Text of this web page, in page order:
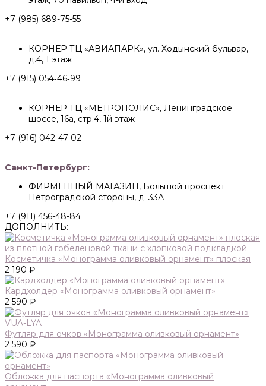
+7 (985) 689-75-55
КОРНЕР ТЦ «АВИАПАРК», ул. Ходынский бульвар,
д.4, 1 этаж
+7 (915) 054‑46‑99
КОРНЕР ТЦ «МЕТРОПОЛИС», Ленинградское
шоссе, 16а, стр.4, 1й этаж
+7 (916) 042-47-02
Санкт-Петербург:
ФИРМЕННЫЙ МАГАЗИН, Большой проспект
Петроградской стороны, д. 33А
+7 (911) 456-48-84
ДОПОЛНИТЬ:
Косметичка «Монограмма оливковый орнамент» плоская
2 190 ₽
Кардхолдер «Монограмма оливковый орнамент»
2 590 ₽
Футляр для очков «Монограмма оливковый орнамент»
2 590 ₽
Обложка для паспорта «Монограмма оливковый